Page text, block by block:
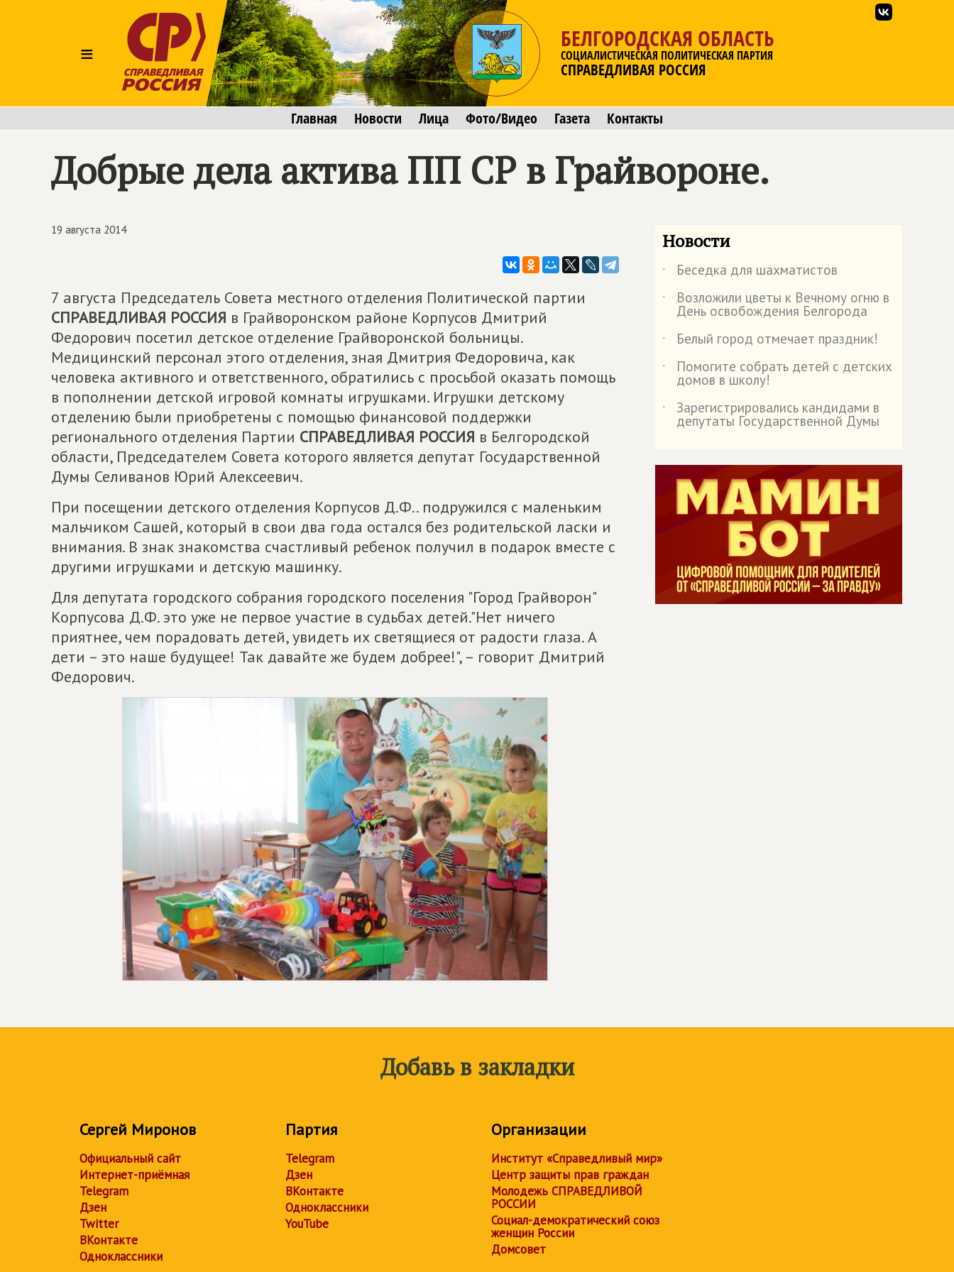
≡
БЕЛГОРОДСКАЯ ОБЛАСТЬ
СОЦИАЛИСТИЧЕСКАЯ ПОЛИТИЧЕСКАЯ ПАРТИЯ
СПРАВЕДЛИВАЯ РОССИЯ
Главная Новости Лица Фото/Видео Газета Контакты
Добрые дела актива ПП СР в Грайвороне.
19 августа 2014
7 августа Председатель Совета местного отделения Политической партии
СПРАВЕДЛИВАЯ РОССИЯ в Грайворонском районе Корпусов Дмитрий
Федорович посетил детское отделение Грайворонской больницы.
Медицинский персонал этого отделения, зная Дмитрия Федоровича, как
человека активного и ответственного, обратились с просьбой оказать помощь
в пополнении детской игровой комнаты игрушками. Игрушки детскому
отделению были приобретены с помощью финансовой поддержки
регионального отделения Партии СПРАВЕДЛИВАЯ РОССИЯ в Белгородской
области, Председателем Совета которого является депутат Государственной
Думы Селиванов Юрий Алексеевич.
При посещении детского отделения Корпусов Д.Ф.. подружился с маленьким
мальчиком Сашей, который в свои два года остался без родительской ласки и
внимания. В знак знакомства счастливый ребенок получил в подарок вместе с
другими игрушками и детскую машинку.
Для депутата городского собрания городского поселения "Город Грайворон"
Корпусова Д.Ф. это уже не первое участие в судьбах детей."Нет ничего
приятнее, чем порадовать детей, увидеть их светящиеся от радости глаза. А
дети – это наше будущее! Так давайте же будем добрее!", – говорит Дмитрий
Федорович.
Новости
˙
Беседка для шахматистов
˙
Возложили цветы к Вечному огню в
День освобождения Белгорода
˙
Белый город отмечает праздник!
˙
Помогите собрать детей с детских
домов в школу!
˙
Зарегистрировались кандидами в
депутаты Государственной Думы
Добавь в закладки
Сергей Миронов
Официальный сайт
Интернет-приёмная
Telegram
Дзен
Twitter
ВКонтакте
Одноклассники
Партия
Telegram
Дзен
ВКонтакте
Одноклассники
YouTube
Организации
Институт «Справедливый мир»
Центр защиты прав граждан
Молодежь СПРАВЕДЛИВОЙ
РОССИИ
Социал-демократический союз
женщин России
Домсовет